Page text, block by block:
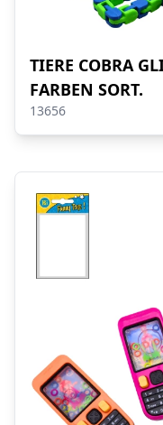
TIERE COBRA
FARBEN SORT.
13656